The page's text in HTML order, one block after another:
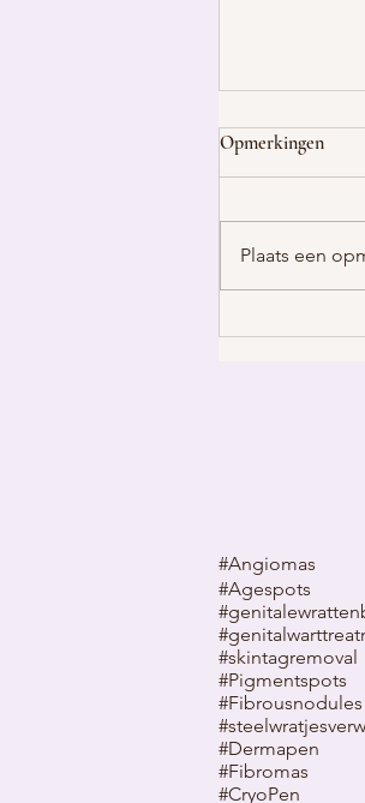
Opmerkingen
Plaats een
#Angiomas
#Agespots
#skintagremoval
#Pigmentspots
#Fibrousnodules
#steelwratjes
#Dermapen
#Fibromas
#CryoPen